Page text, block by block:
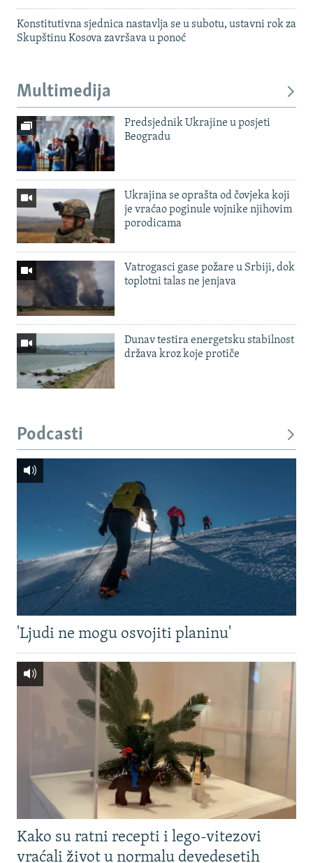
Konstitutivna sjednica nastavlja se u subotu, ustavni rok za
Skupštinu Kosova završava u ponoć
Multimedija
Predsjednik Ukrajine u posjeti
Beogradu
Ukrajina se oprašta od čovjeka koji
je vraćao poginule vojnike njihovim
porodicama
Vatrogasci gase požare u Srbiji, dok
toplotni talas ne jenjava
Dunav testira energetsku stabilnost
država kroz koje protiče
Podcasti
'Ljudi ne mogu osvojiti planinu'
Kako su ratni recepti i lego-vitezovi
vraćali život u normalu devedesetih